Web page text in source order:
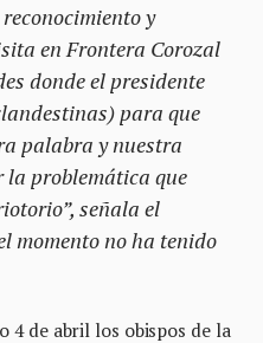
y
en Frontera Corozal
donde el presidente
para que
palabra y nuestra
problemática que
señala el
momento no ha tenido
4 de abril los obispos de la